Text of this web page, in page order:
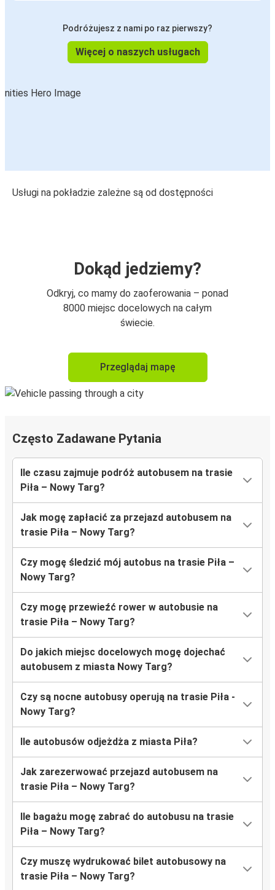
Podróżujesz z nami po raz pierwszy?
Więcej o naszych usługach
Usługi na pokładzie zależne są od dostępności
Dokąd jedziemy?
Odkryj, co mamy do zaoferowania – ponad
8000 miejsc docelowych na całym
świecie.
Przeglądaj mapę
Często Zadawane Pytania
Ile czasu zajmuje podróż autobusem na trasie
Piła – Nowy Targ?
Jak mogę zapłacić za przejazd autobusem na
trasie Piła – Nowy Targ?
Czy mogę śledzić mój autobus na trasie Piła –
Nowy Targ?
Czy mogę przewieźć rower w autobusie na
trasie Piła – Nowy Targ?
Do jakich miejsc docelowych mogę dojechać
autobusem z miasta Nowy Targ?
Czy są nocne autobusy operują na trasie Piła -
Nowy Targ?
Ile autobusów odjeżdża z miasta Piła?
Jak zarezerwować przejazd autobusem na
trasie Piła – Nowy Targ?
Ile bagażu mogę zabrać do autobusu na trasie
Piła – Nowy Targ?
Czy muszę wydrukować bilet autobusowy na
trasie Piła – Nowy Targ?